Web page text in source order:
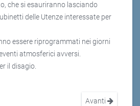
che si esauriranno lasciando
delle Utenze interessate per
essere riprogrammati nei giorni
atmosferici avversi.
il disagio.
Avanti